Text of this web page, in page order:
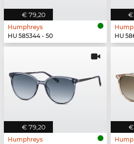
€ 79,20
Humphreys
HU 585344 - 50
€
HU
€ 79,20
Humphreys
€